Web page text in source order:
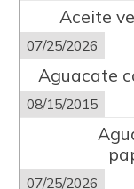
Aceite
07/25/2026
Aguacate
08/15/2015
07/25/2026